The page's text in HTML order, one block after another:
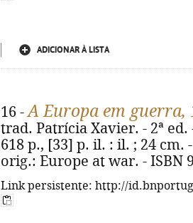
ADICIONAR À LISTA
16 -A Europa em guerra,
trad. Patrícia Xavier. - 2ª ed.
618 p., [33] p. il. : il. ; 24
orig.: Europe at war. - ISBN
Link persistente: http://